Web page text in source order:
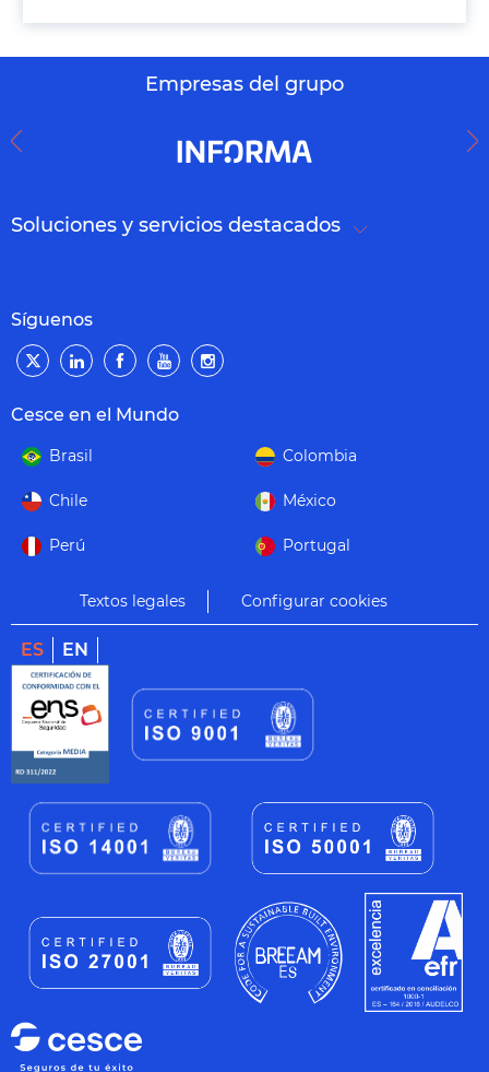
Empresas del grupo
Soluciones y servicios destacados
Síguenos
Cesce en el Mundo
Brasil Colombia
Chile México
Perú Portugal
Textos legales Configurar cookies
ES EN